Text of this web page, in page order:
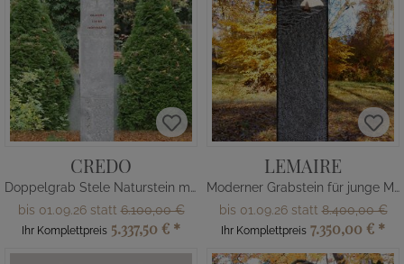
CREDO
Doppelgrab Stele Naturstein mit Kreuz
bis 01.09.26 statt6.100,00 €
Ihr Komplettpreis 5.337,50 € *
LEMAIRE
Moderner Grabstein für junge Menschen mit Boot
bis 01.09.26 statt8.400,00 €
Ihr Komplettpreis 7.350,00 € *